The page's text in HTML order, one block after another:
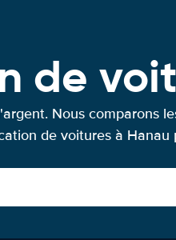
de
Nous comparons
de voitures à Hanau